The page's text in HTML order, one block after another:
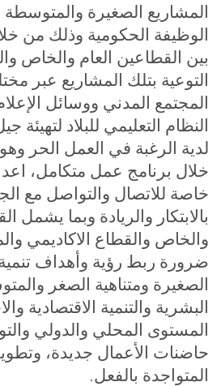
المشاريع الصغيرة والمتوسطة
الوظيفة الحكومية وذلك من
بين القطاعين العام والخاص
التوعية بتلك المشاريع عبر
المجتمع المدني ووسائل
النظام التعليمي للبلاد
لدية الرغبة في العمل الحر
خلال برنامج عمل متكامل،
خاصة للاتصال والتواصل مع
بالابتكار والريادة وبما يشمل
والخاص والقطاع الاكاديمي
ضرورة ربط رؤية وأهداف
الصغيرة ومتناهية الصغر
البشرية والتنمية الاقتصادية
المستوى المحلي والدولي
حاضنات الأعمال جديدة،
المتواجدة بالفعل.